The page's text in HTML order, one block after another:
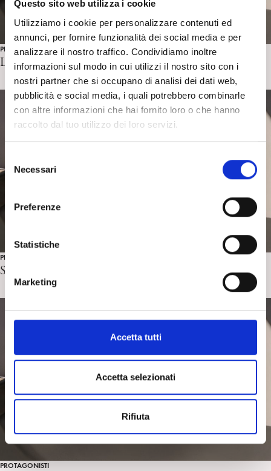
Questo sito web utilizza i cookie
Utilizziamo i cookie per personalizzare contenuti ed
annunci, per fornire funzionalità dei social media e per
analizzare il nostro traffico. Condividiamo inoltre
informazioni sul modo in cui utilizzi il nostro sito con i
nostri partner che si occupano di analisi dei dati web,
pubblicità e social media, i quali potrebbero combinarle
con altre informazioni che hai fornito loro o che hanno
raccolto dal tuo utilizzo dei loro servizi.
e
n
e
s
Necessari
Preferenze
Statistiche
Marketing
Accetta tutti
Accetta selezionati
Rifiuta
PROTAGONISTI
Liberi tutti
PROTAGONISTI
Saramago, cantore dell’Attuale
PROTAGONISTI